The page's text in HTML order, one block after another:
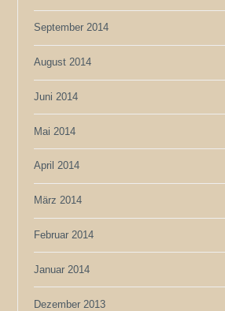
September 2014
August 2014
Juni 2014
Mai 2014
April 2014
März 2014
Februar 2014
Januar 2014
Dezember 2013